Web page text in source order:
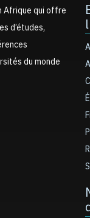
Afrique qui offre
d’études,
du monde